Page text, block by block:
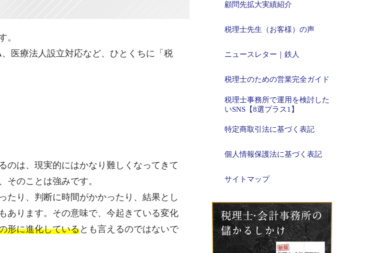
。
医療法人設立対応など、ひとくちに「税
のは、現実的にはかなり難しくなってきて
そのことは強みです。
たり、判断に時間がかかったり、結果とし
あります。その意味で、今起きている変化
形に進化しているとも言えるのではないで
顧問先拡大実績紹介
税理士先生（お客様）の声
ニュースレター｜鉄人
税理士のための営業完全ガイド
税理士事務所で運用を検討した
いSNS【8選プラス1】
特定商取引法に基づく表記
個人情報保護法に基づく表記
サイトマップ